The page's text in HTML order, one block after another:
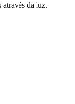
através da luz.